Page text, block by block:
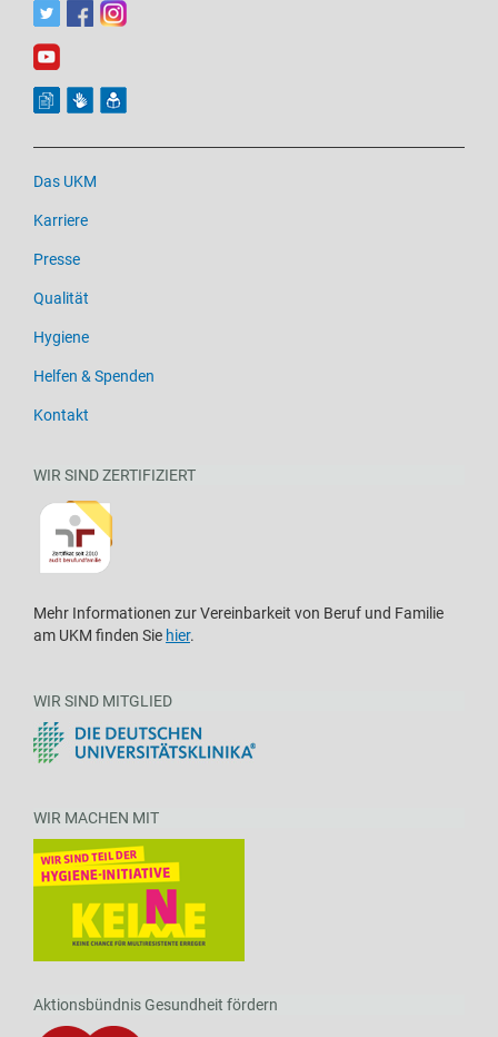
Das UKM
Karriere
Presse
Qualität
Hygiene
Helfen & Spenden
Kontakt
WIR SIND ZERTIFIZIERT
Mehr Informationen zur Vereinbarkeit von Beruf und Familie
am UKM finden Sie hier.
WIR SIND MITGLIED
WIR MACHEN MIT
Aktionsbündnis Gesundheit fördern